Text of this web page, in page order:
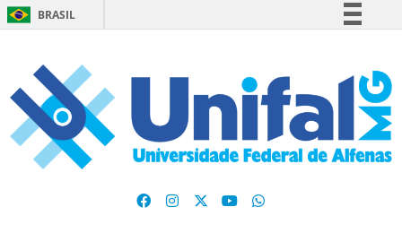
BRASIL
Participe
Acesso à informação
Legislação